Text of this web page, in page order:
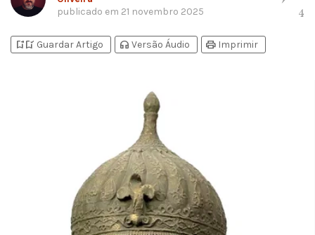
publicado em 21 novembro 2025 4
bookmark_addbookmark_added Guardar Artigo headphones Versão Áudio print Imprimir